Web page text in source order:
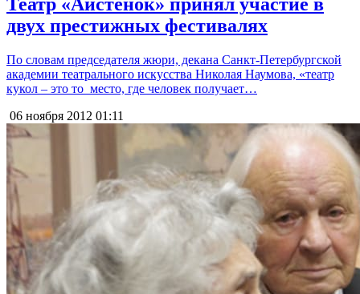
двух престижных фестивалях
По словам председателя жюри, декана Санкт-Петербургской
академии театрального искусства Николая Наумова, «театр
кукол – это то место, где человек получает…
06 ноября 2012 01:11